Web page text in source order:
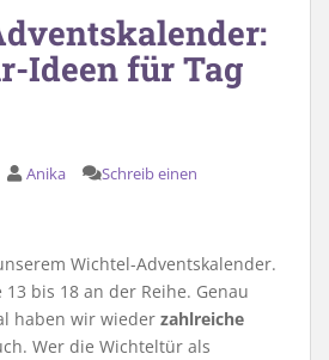
Ideen für Tag
Anika
Schreib einen
Wichtel-Adventskalender.
bis 18 an der Reihe. Genau
haben wir wieder zahlreiche
Wer die Wichteltür als